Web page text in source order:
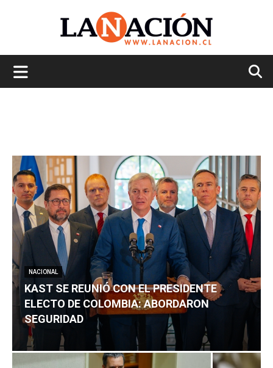
NACIONAL
KAST SE REUNIÓ CON EL PRESIDENTE
ELECTO DE COLOMBIA: ABORDARON
SEGURIDAD